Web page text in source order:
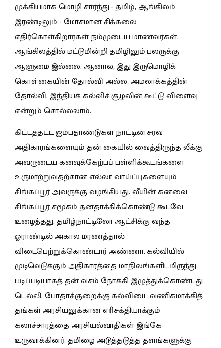
முக்கியமாக மொழி சார்ந்து - தமிழ், ஆங்கிலம்
இரண்டிலும் - மோசமான சிக்கலை
எதிர்கொள்கிறார்கள் நம்முடைய மாணவர்கள்.
ஆங்கிலத்தில் மட்டுமின்றி தமிழிலும் பலருக்கு
ஆளுமை இல்லை. ஆனால், இது இருமொழிக்
கொள்கையின் தோல்வி அல்ல; அமலாக்கத்தின்
தோல்வி. இந்தியக் கல்விச் சூழலின் கூட்டு விளைவு
என்றும் சொல்லலாம்.
கிட்டத்தட்ட ஐம்பதாண்டுகள் நாட்டின் சர்வ
அதிகாரங்களையும் தன் கையில் வைத்திருந்த லீக்கு
அவருடைய கனவுக்கேற்பப் பள்ளிக்கூடங்களை
உருமாற்றுவதற்கான எல்லா வாய்ப்புகளையும்
சிங்கப்பூர் அவருக்கு வழங்கியது. லீயின் கனவை
சிங்கப்பூர் சமூகம் தனதாக்கிக்கொண்டு கூடவே
உழைத்தது. தமிழ்நாட்டிலோ ஆட்சிக்கு வந்த
ஓராண்டில் அகால மரணத்தால்
விடைபெற்றுக்கொண்டார் அண்ணா. கல்வியில்
முடிவெடுக்கும் அதிகாரத்தை மாநிலங்களிடமிருந்து
படிப்படியாகத் தன் வசம் நோக்கி இழுத்துக்கொண்டது
டெல்லி. போதாக்குறைக்கு கல்வியை வணிகமாக்கித்
தங்கள் அரசியலுக்கான எரிசக்தியாக்கும்
கலாச்சாரத்தை அரசியல்வாதிகள் இங்கே
உருவாக்கினர்; தமிழை அடுத்தடுத்த தளங்களுக்கு